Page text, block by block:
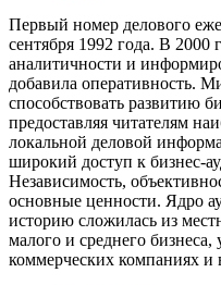
Первый номер делового
сентября 1992 года. В 2000
аналитичности и
добавила оперативность.
способствовать развитию
предоставляя читателям
локальной деловой
широкий доступ к бизнес-
Независимость,
основные ценности. Ядро
историю сложилась из
малого и среднего бизнеса,
коммерческих компаниях и